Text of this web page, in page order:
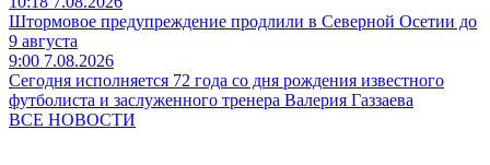
Штормовое предупреждение продлили в Северной Осетии до
9 августа
9:00 7.08.2026
Сегодня исполняется 72 года со дня рождения известного
футболиста и заслуженного тренера Валерия Газзаева
ВСЕ НОВОСТИ